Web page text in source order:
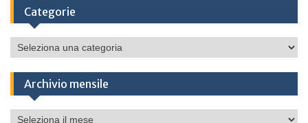
Categorie
Categorie
Archivio mensile
Archivio